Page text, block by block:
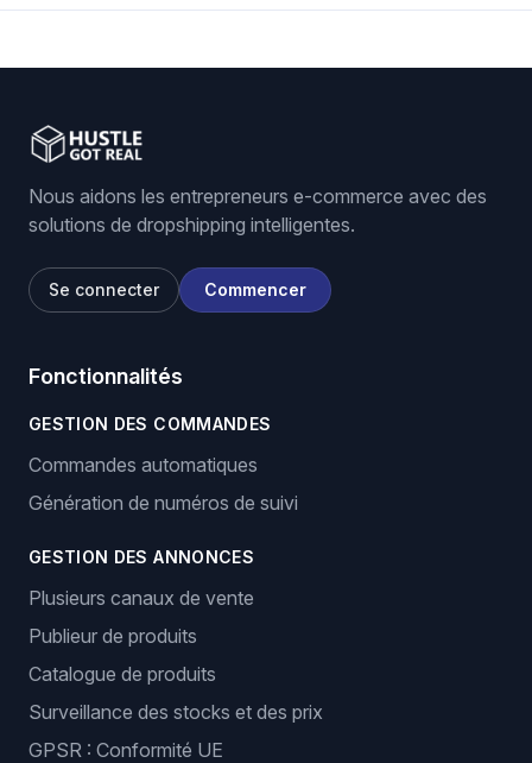
Nous aidons les entrepreneurs e-commerce avec des
solutions de dropshipping intelligentes.
Se connecter Commencer
Fonctionnalités
GESTION DES COMMANDES
Commandes automatiques
Génération de numéros de suivi
GESTION DES ANNONCES
Plusieurs canaux de vente
Publieur de produits
Catalogue de produits
Surveillance des stocks et des prix
GPSR : Conformité UE